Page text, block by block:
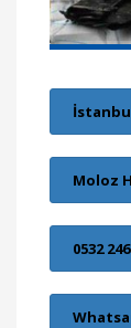
Moloz
0532